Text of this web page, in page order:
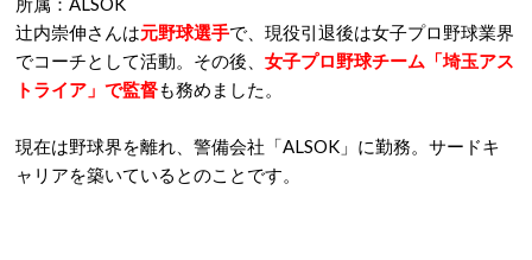
辻内崇伸さんは元野球選手で、現役引退後は女子プロ野球業界
でコーチとして活動。その後、 女子プロ野球チーム「埼玉アス
トライア」で監督も務めました。
現在は野球界を離れ、警備会社「ALSOK」に勤務。サードキ
ャリアを築いているとのことです。